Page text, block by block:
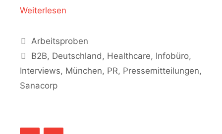
Weiterlesen
Kategorien
Arbeitsproben
Schlagwörter
B2B, Deutschland, Healthcare, Infobüro,
Interviews, München, PR, Pressemitteilungen,
Sanacorp